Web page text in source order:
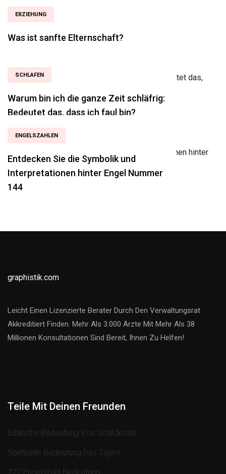
ERZIEHUNG
Was ist sanfte Elternschaft?
SCHLAFEN
Warum bin ich die ganze Zeit schläfrig:
Bedeutet das, dass ich faul bin?
ENGELSZAHLEN
Entdecken Sie die Symbolik und
Interpretationen hinter Engel Nummer
144
graphistik.com
Leicht Einen Lizenzierte Berater Durch Den Verwaltungsrat
Akkreditiert Finden. Mehr Als 3.000 Ärzte Mit Mehr Als 38
Millionen Konsultationen Sind Bereit, Ihnen Zu Helfen!
Teile Mit Deinen Freunden
Biblische Bedeutung Von Schildkröte
Spirituelle Bedeutung Des Tigers
722 Engelszahl Bedeutung